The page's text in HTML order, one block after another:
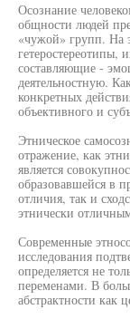
Осознание
общности людей
«чужой» групп. На
составляющие -
деятельностную.
конкретных
объективного и
Этническое
отражение, как
является
образовавшейся в
отличия, так и
этнически
Современные
исследования
определяется не
переменами. В
абстрактности как